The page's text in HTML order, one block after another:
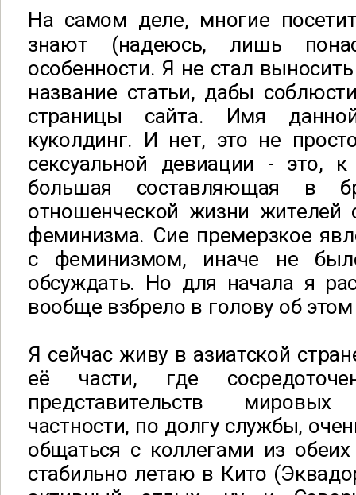
На самом деле, многие
знают (надеюсь, лишь
особенности. Я не стал
название статьи, дабы
страницы сайта. Имя
куколдинг. И нет, это не
сексуальной девиации - это,
большая составляющая в
отношенческой жизни жителей
феминизма. Сие премерзкое
с феминизмом, иначе не
обсуждать. Но для начала я
вообще взбрело в голову об этом
Я сейчас живу в азиатской
её части, где
представительств
частности, по долгу службы,
общаться с коллегами из
стабильно летаю в Кито